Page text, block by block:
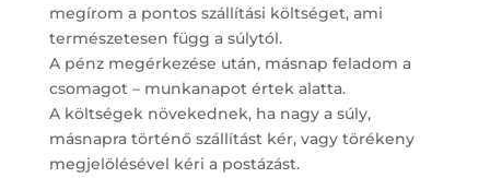
megírom a pontos szállítási költséget, ami
természetesen függ a súlytól.
A pénz megérkezése után, másnap feladom a
csomagot – munkanapot értek alatta.
A költségek növekednek, ha nagy a súly,
másnapra történő szállítást kér, vagy törékeny
megjelölésével kéri a postázást.